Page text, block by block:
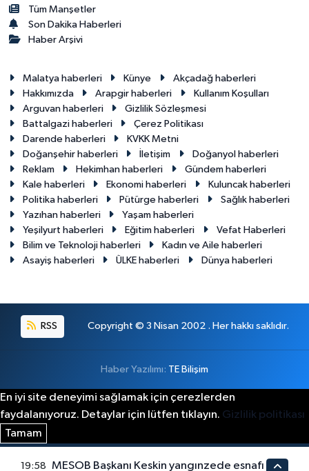
Tüm Manşetler
Son Dakika Haberleri
Haber Arşivi
Malatya haberleri Künye
Akçadağ haberleri
Hakkımızda
Arapgir haberleri
Kullanım Koşulları
Arguvan haberleri
Gizlilik Sözleşmesi
Battalgazi haberleri
Çerez Politikası
Darende haberleri
KVKK Metni
Doğanşehir haberleri
İletişim
Doğanyol haberleri
Reklam
Hekimhan haberleri
Gündem haberleri
Kale haberleri
Ekonomi haberleri
Kuluncak haberleri
Politika haberleri
Pütürge haberleri
Sağlık haberleri
Yazıhan haberleri
Yaşam haberleri
Yeşilyurt haberleri
Eğitim haberleri
Vefat Haberleri
Bilim ve Teknoloji haberleri
Kadın ve Aile haberleri
Asayiş haberleri
ÜLKE haberleri Dünya haberleri
RSS Copyright © 3 Nisan 2002 . Her hakkı saklıdır.
Haber Yazılımı: TE Bilişim
En iyi site deneyimi sağlamak için çerezlerden
faydalanıyoruz. Detaylar için lütfen tıklayın. Gizlilik politikası
Tamam
19:58 MESOB Başkanı Keskin yangınzede esnafı